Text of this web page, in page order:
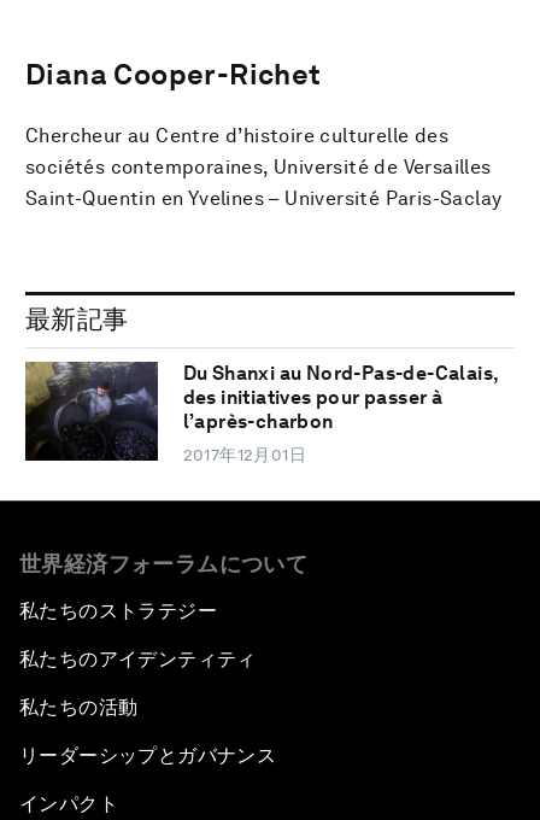
Diana Cooper-Richet
Chercheur au Centre d’histoire culturelle des
sociétés contemporaines, Université de Versailles
Saint-Quentin en Yvelines – Université Paris-Saclay
最新記事
Du Shanxi au Nord-Pas-de-Calais,
des initiatives pour passer à
l’après-charbon
2017年12月01日
世界経済フォーラムについて
私たちのストラテジー
私たちのアイデンティティ
私たちの活動
リーダーシップとガバナンス
インパクト